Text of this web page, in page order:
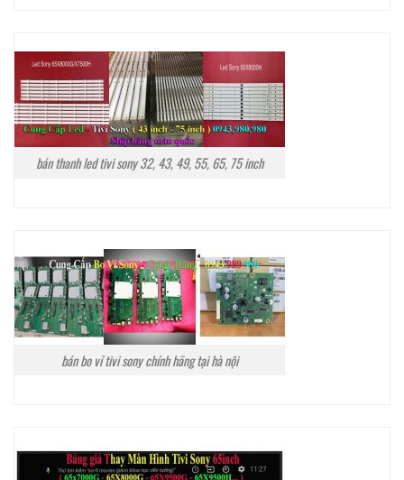
bán thanh led tivi sony 32, 43, 49, 55, 65, 75 inch
bán bo vỉ tivi sony chính hãng tại hà nội